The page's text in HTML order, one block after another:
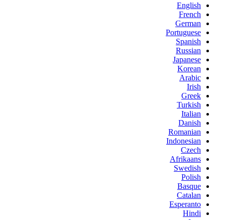
English
French
German
Portuguese
Spanish
Russian
Japanese
Korean
Arabic
Irish
Greek
Turkish
Italian
Danish
Romanian
Indonesian
Czech
Afrikaans
Swedish
Polish
Basque
Catalan
Esperanto
Hindi